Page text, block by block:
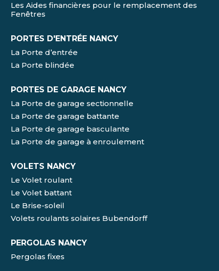
Les Aides financières pour le remplacement des
Fenêtres
PORTES D'ENTRÉE NANCY
La Porte d’entrée
La Porte blindée
PORTES DE GARAGE NANCY
La Porte de garage sectionnelle
La Porte de garage battante
La Porte de garage basculante
La Porte de garage à enroulement
VOLETS NANCY
Le Volet roulant
Le Volet battant
Le Brise-soleil
Volets roulants solaires Bubendorff
PERGOLAS NANCY
Pergolas fixes